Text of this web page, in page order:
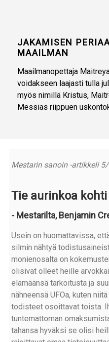
JAKAMISEN
MAAILMAN
Maailmanopettaja
voidakseen laajasti tulla
myös nimillä Kristus,
Messias riippuen
Mestarin sanoin -artikkeli
Tie aurinkoa kohti
- Mestarilta, Benjamin
Usein on huomattavissa,
silmin nähtyä
monienosalta on
olisivat olleet heille
elämäänsä tarkoitusta ja
nähneensä UFOa, kuten
todisteet osoittavat toista.
tuntemattoman
tahansa hyväksi se olisi